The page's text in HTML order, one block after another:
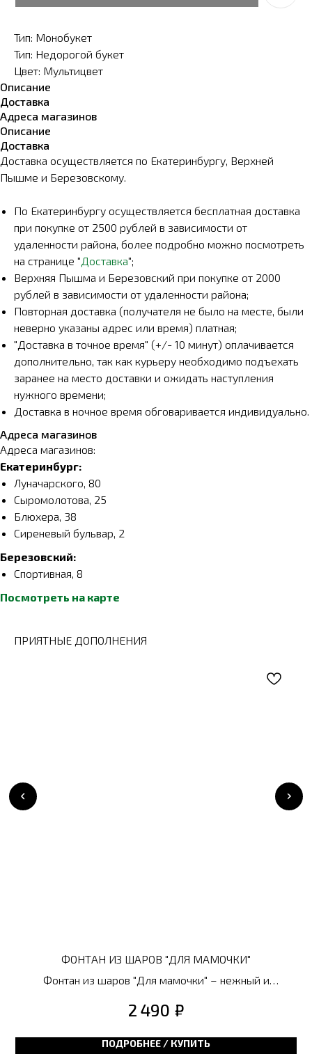
Тип: Монобукет
Тип: Недорогой букет
Цвет: Мультицвет
Описание
Доставка
Адреса магазинов
Описание
Доставка
Доставка осуществляется по Екатеринбургу, Верхней
Пышме и Березовскому.
По Екатеринбургу осуществляется бесплатная доставка
при покупке от 2500 рублей в зависимости от
удаленности района, более подробно можно посмотреть
на странице "Доставка";
Верхняя Пышма и Березовский при покупке от 2000
рублей в зависимости от удаленности района;
Повторная доставка (получателя не было на месте, были
неверно указаны адрес или время) платная;
"Доставка в точное время" (+/- 10 минут) оплачивается
дополнительно, так как курьеру необходимо подъехать
заранее на место доставки и ожидать наступления
нужного времени;
Доставка в ночное время обговаривается индивидуально.
Адреса магазинов
Адреса магазинов:
Екатеринбург:
Луначарского, 80
Сыромолотова, 25
Блюхера, 38
Сиреневый бульвар, 2
Березовский:
Спортивная, 8
Посмотреть на карте
ПРИЯТНЫЕ ДОПОЛНЕНИЯ
ФОНТАН ИЗ ШАРОВ "ДЛЯ МАМОЧКИ"
Фонтан из шаров "Для мамочки" – нежный и
любовь и благодарность. Идеальный способ
2 490 ₽
ПОДРОБНЕЕ / КУПИТЬ